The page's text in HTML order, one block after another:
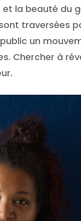
et la beauté du
traversées
un
Chercher à